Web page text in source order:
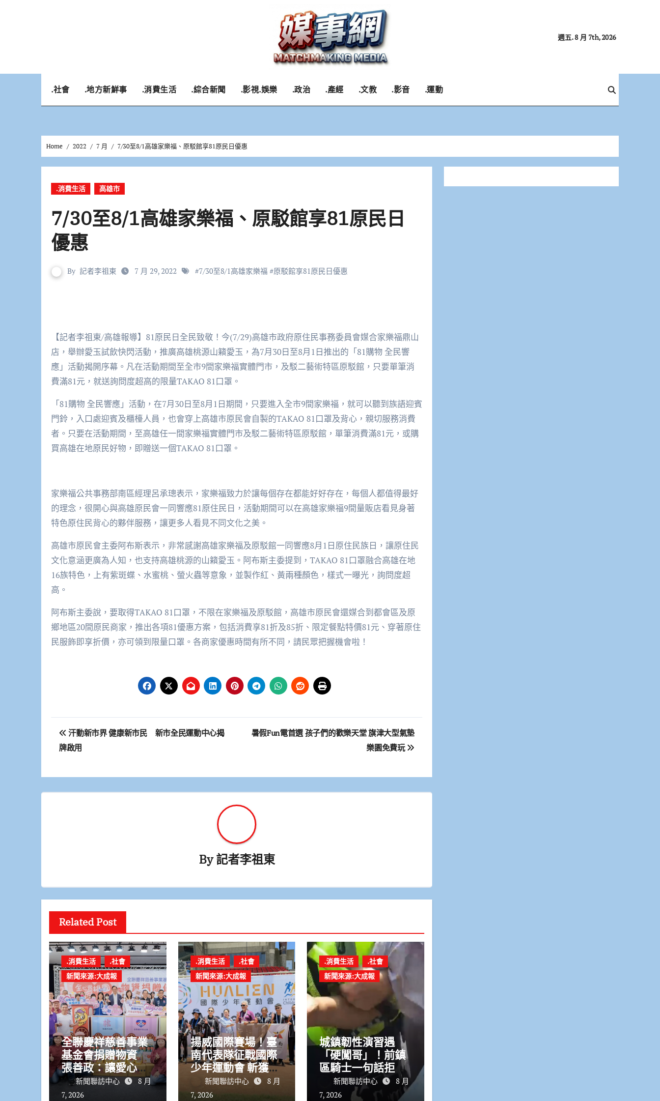
週五. 8 月 7th, 2026
.社會 .地方新鮮事 .消費生活 .綜合新聞 .影視.娛樂 .政治 .產經 .文教 .影音 .運動
Home 2022 7 月 7/30至8/1高雄家樂福、原駁館享81原民日優惠
.消費生活 高雄市
7/30至8/1高雄家樂福、原駁館享81原民日
優惠
By 記者李祖東 7 月 29, 2022 #7/30至8/1高雄家樂福 #原駁館享81原民日優惠
【記者李祖東/高雄報導】81原民日全民致敬！今(7/29)高雄市政府原住民事務委員會媒合家樂福鼎山
店，舉辦愛玉試飲快閃活動，推廣高雄桃源山籟愛玉，為7月30日至8月1日推出的「81購物 全民響
應」活動揭開序幕。凡在活動期間至全市9間家樂福實體門市，及駁二藝術特區原駁館，只要單筆消
費滿81元，就送詢問度超高的限量TAKAO 81口罩。
「81購物 全民響應」活動，在7月30日至8月1日期間，只要進入全市9間家樂福，就可以聽到族語迎賓
門鈴，入口處迎賓及櫃檯人員，也會穿上高雄市原民會自製的TAKAO 81口罩及背心，親切服務消費
者。只要在活動期間，至高雄任一間家樂福實體門市及駁二藝術特區原駁館，單筆消費滿81元，或購
買高雄在地原民好物，即贈送一個TAKAO 81口罩。
家樂福公共事務部南區經理呂承璁表示，家樂福致力於讓每個存在都能好好存在，每個人都值得最好
的理念，很開心與高雄原民會一同響應81原住民日，活動期間可以在高雄家樂福9間量販店看見身著
特色原住民背心的夥伴服務，讓更多人看見不同文化之美。
高雄市原民會主委阿布斯表示，非常感謝高雄家樂福及原駁館一同響應8月1日原住民族日，讓原住民
文化意涵更廣為人知，也支持高雄桃源的山籟愛玉。阿布斯主委提到，TAKAO 81口罩融合高雄在地
16族特色，上有紫斑蝶、水蜜桃、螢火蟲等意象，並製作紅、黃兩種顏色，樣式一曝光，詢問度超
高。
阿布斯主委說，要取得TAKAO 81口罩，不限在家樂福及原駁館，高雄市原民會還媒合到都會區及原
鄉地區20間原民商家，推出各項81優惠方案，包括消費享81折及85折、限定餐點特價81元、穿著原住
民服飾即享折價，亦可領到限量口罩。各商家優惠時間有所不同，請民眾把握機會啦！
文
章
覽
汗動新市界 健康新市民 新市全民運動中心揭
牌啟用
暑假Fun電首選 孩子們的歡樂天堂 旗津大型氣墊
樂園免費玩
By記者李祖東
Related Post
.消費生活
.社會
新聞來源:大成報
全聯慶祥慈善事業
基金會捐贈物資
張善政：讓愛心觸
及更多需要的市民
新聞聯訪中心
8 月
7, 2026
.消費生活
.社會
新聞來源:大成報
揚威國際賽場！臺
南代表隊征戰國際
少年運動會 斬獲7
金2銀4銅
新聞聯訪中心
8 月
7, 2026
.消費生活
.社會
新聞來源:大成報
城鎮韌性演習遇
「硬闖哥」！前鎮
區騎士一句話拒停
車恐重罰
新聞聯訪中心
8 月
7, 2026